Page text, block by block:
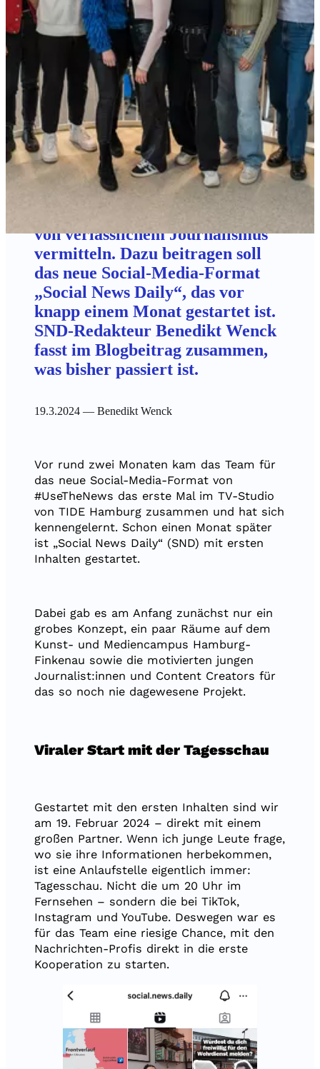
Erster Monat Social News Daily:
Erfolgreicher Start des Formats
Im Jahr der Nachricht möchte
#UseTheNews junge Menschen
wieder für Nachrichten
begeistern und ihnen den Wert
von verlässlichem Journalismus
vermitteln. Dazu beitragen soll
das neue Social-Media-Format
„Social News Daily“, das vor
knapp einem Monat gestartet ist.
SND-Redakteur Benedikt Wenck
fasst im Blogbeitrag zusammen,
was bisher passiert ist.
19.3.2024 — Benedikt Wenck
Vor rund zwei Monaten kam das Team für
das neue Social-Media-Format von
#UseTheNews das erste Mal im TV-Studio
von TIDE Hamburg zusammen und hat sich
kennengelernt. Schon einen Monat später
ist „Social News Daily“ (SND) mit ersten
Inhalten gestartet.
Dabei gab es am Anfang zunächst nur ein
grobes Konzept, ein paar Räume auf dem
Kunst- und Mediencampus Hamburg-
Finkenau sowie die motivierten jungen
Journalist:innen und Content Creators für
das so noch nie dagewesene Projekt.
Viraler Start mit der Tagesschau
Gestartet mit den ersten Inhalten sind wir
am 19. Februar 2024 – direkt mit einem
großen Partner. Wenn ich junge Leute frage,
wo sie ihre Informationen herbekommen,
ist eine Anlaufstelle eigentlich immer:
Tagesschau. Nicht die um 20 Uhr im
Fernsehen – sondern die bei TikTok,
Instagram und YouTube. Deswegen war es
für das Team eine riesige Chance, mit den
Nachrichten-Profis direkt in die erste
Kooperation zu starten.